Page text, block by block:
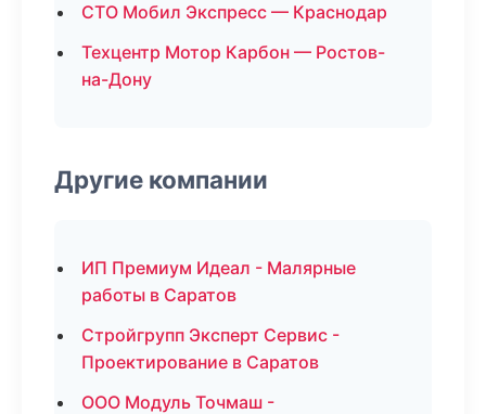
СТО Мобил Экспресс — Краснодар
Техцентр Мотор Карбон — Ростов-
на-Дону
Другие компании
ИП Премиум Идеал - Малярные
работы в Саратов
Стройгрупп Эксперт Сервис -
Проектирование в Саратов
ООО Модуль Точмаш -